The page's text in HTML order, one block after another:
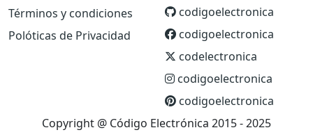
Términos y condiciones
Polóticas de Privacidad
codigoelectronica
codigoelectronica
codelectronica
codigoelectronica
codigoelectronica
Copyright @ Código Electrónica 2015 - 2025